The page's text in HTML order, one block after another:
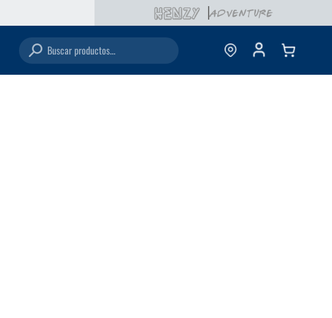
Buscar productos...